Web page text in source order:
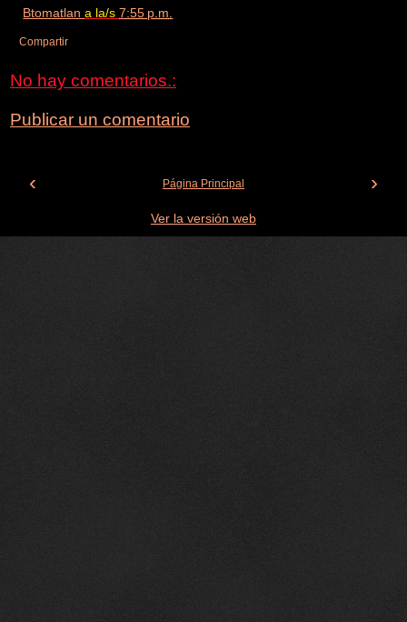
Btomatlan a la/s7:55 p.m.
Compartir
No hay comentarios.:
Publicar un comentario
‹ ›
Página Principal
Ver la versión web